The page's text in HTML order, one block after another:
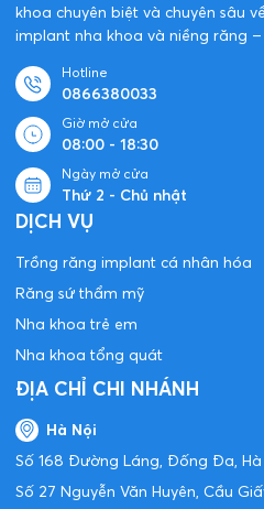
khoa chuyên biệt và chuyên sâu
implant nha khoa và niềng răng –
Hotline
0866380033
Giờ mở cửa
08:00 - 18:30
Ngày mở cửa
Thứ 2 - Chủ nhật
DỊCH VỤ
Trồng răng implant cá nhân hóa
Răng sứ thẩm mỹ
Nha khoa trẻ em
Nha khoa tổng quát
ĐỊA CHỈ CHI NHÁNH
Hà Nội
Số 168 Đường Láng, Đống Đa, Hà
Số 27 Nguyễn Văn Huyên, Cầu